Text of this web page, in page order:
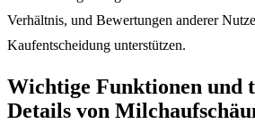
Verhältnis, und Bewertungen anderer
Kaufentscheidung unterstützen.
Wichtige Funktionen und
Details von